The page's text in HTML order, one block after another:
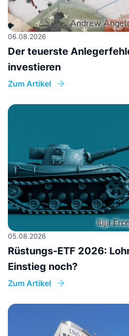
06.08.2026
Der teuerste
investieren
Zum Artikel
05.08.2026
Rüstungs-ETF 2026:
Einstieg noch?
Zum Artikel